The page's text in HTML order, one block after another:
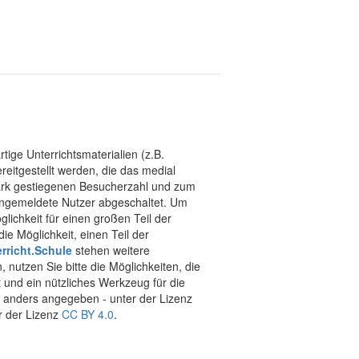
Unterrichtsmaterialien (z.B.
werden, die das medial
gestiegenen Besucherzahl und zum
Nutzer abgeschaltet. Um
für einen großen Teil der
Möglichkeit, einen Teil der
stehen weitere
nutzen Sie bitte die Möglichkeiten, die
ein nützliches Werkzeug für die
angegeben - unter der Lizenz
der Lizenz CC BY 4.0.